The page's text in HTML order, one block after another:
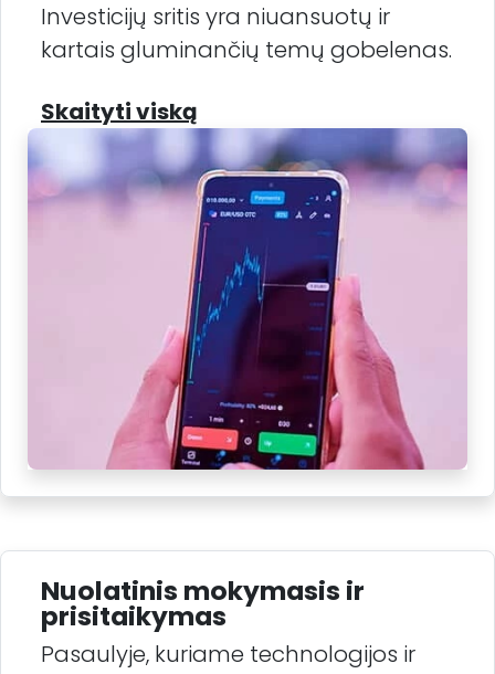
Investicijų sritis yra niuansuotų ir
kartais gluminančių temų gobelenas.
Skaityti viską
Nuolatinis mokymasis ir
prisitaikymas
Pasaulyje, kuriame technologijos ir